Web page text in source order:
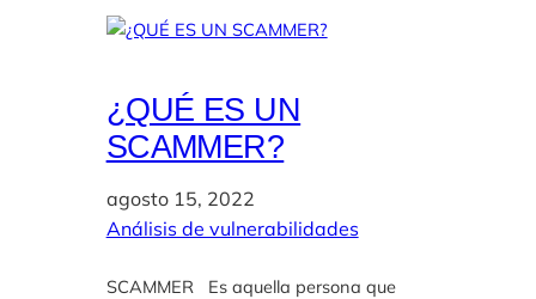
¿QUÉ ES UN
SCAMMER?
agosto 15, 2022
Análisis de vulnerabilidades
SCAMMER Es aquella persona que